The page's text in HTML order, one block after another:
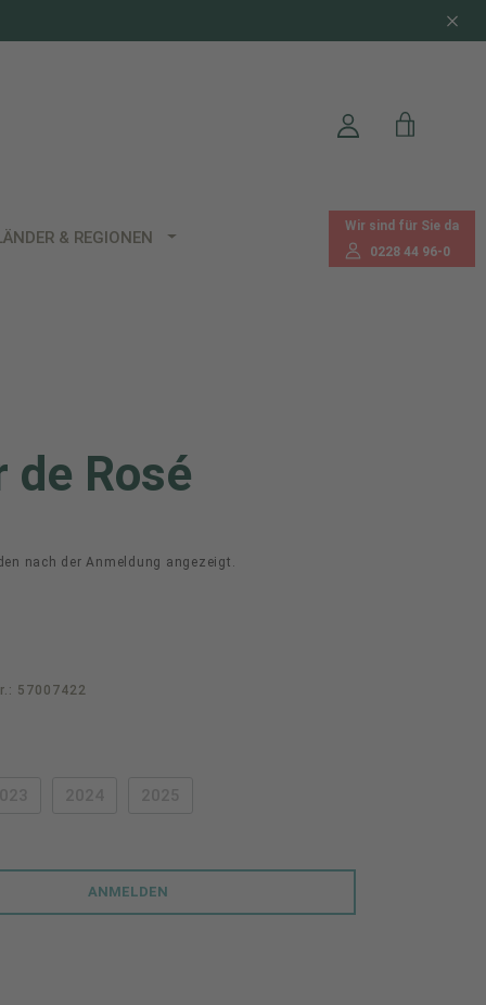
& REGIONEN
Wir sind für Sie da
0228 44 96-0
de Rosé
nach der Anmeldung angezeigt.
57007422
ANMELDEN